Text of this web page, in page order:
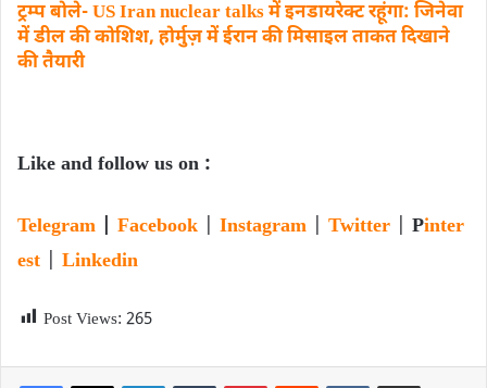
ट्रम्प बोले- US Iran nuclear talks में इनडायरेक्ट रहूंगा: जिनेवा
में डील की कोशिश, होर्मुज़ में ईरान की मिसाइल ताकत दिखाने
की तैयारी
Like and follow us on :
Telegram Facebook Instagram Twitter Pinter
est
Linkedin
Post Views: 265